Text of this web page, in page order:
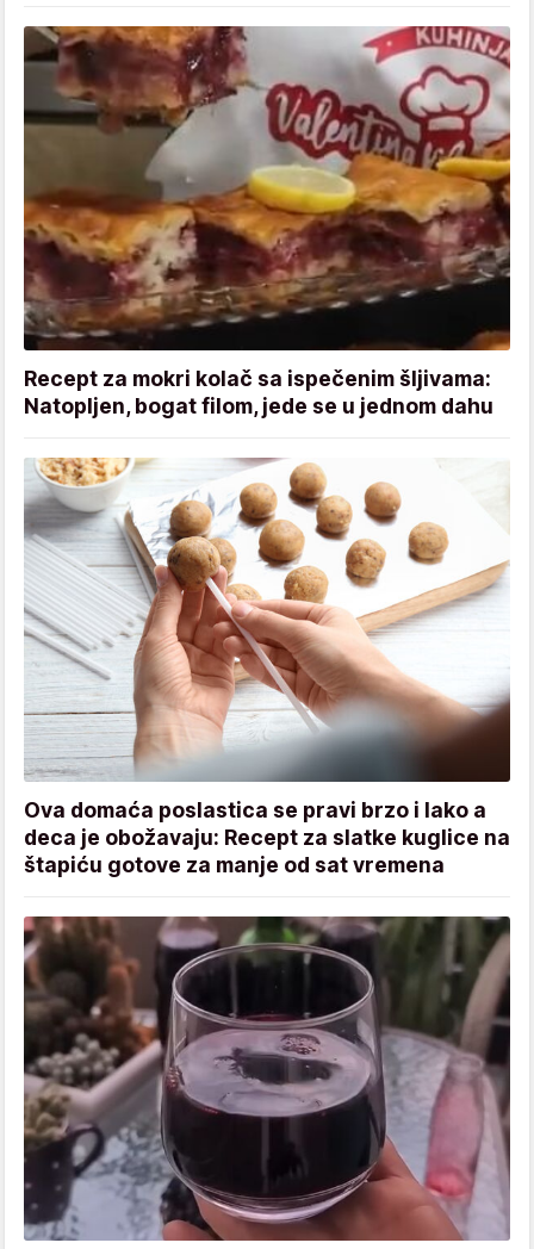
Recept za mokri kolač sa ispečenim šljivama:
Natopljen, bogat filom, jede se u jednom dahu
Ova domaća poslastica se pravi brzo i lako a
deca je obožavaju: Recept za slatke kuglice na
štapiću gotove za manje od sat vremena